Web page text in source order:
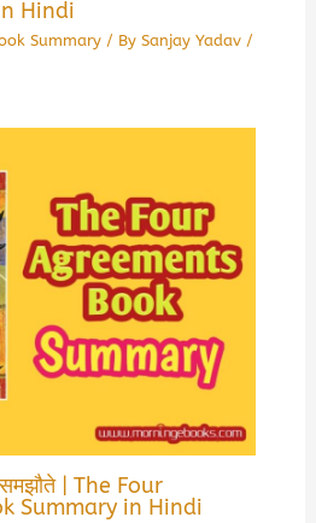
Hindi
Summary/ By Sanjay Yadav /
| The Four
Summary in Hindi